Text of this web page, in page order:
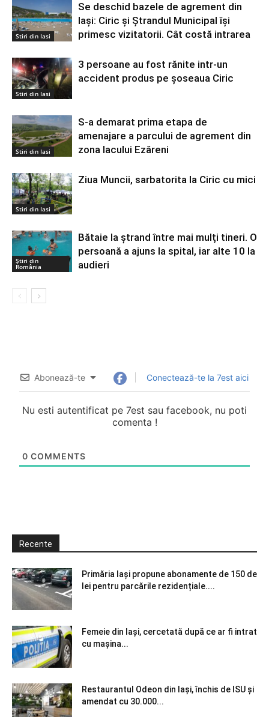
Stiri din Iasi
Se deschid bazele de agrement din
Iași: Ciric și Ștrandul Municipal își
primesc vizitatorii. Cât costă intrarea
Stiri din Iasi
3 persoane au fost rănite intr-un
accident produs pe șoseaua Ciric
Stiri din Iasi
S-a demarat prima etapa de
amenajare a parcului de agrement din
zona lacului Ezăreni
Stiri din Iasi
Ziua Muncii, sarbatorita la Ciric cu mici
Știri din
România
Bătaie la ștrand între mai mulți tineri. O
persoană a ajuns la spital, iar alte 10 la
audieri
Abonează-te Conectează-te la 7est aici
Nu esti autentificat pe 7est sau facebook, nu poti
comenta !
0 COMMENTS
Recente
Primăria Iași propune abonamente de 150 de
lei pentru parcările rezidențiale....
Femeie din Iași, cercetată după ce ar fi intrat
cu mașina...
Restaurantul Odeon din Iași, închis de ISU și
amendat cu 30.000...